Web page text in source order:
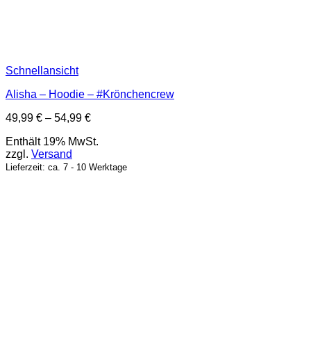
Schnellansicht
Alisha – Hoodie – #Krönchencrew
49,99 € – 54,99 €Preisspanne:
bis
Enthält 19% MwSt.
zzgl. Versand
Lieferzeit: ca. 7 - 10 Werktage